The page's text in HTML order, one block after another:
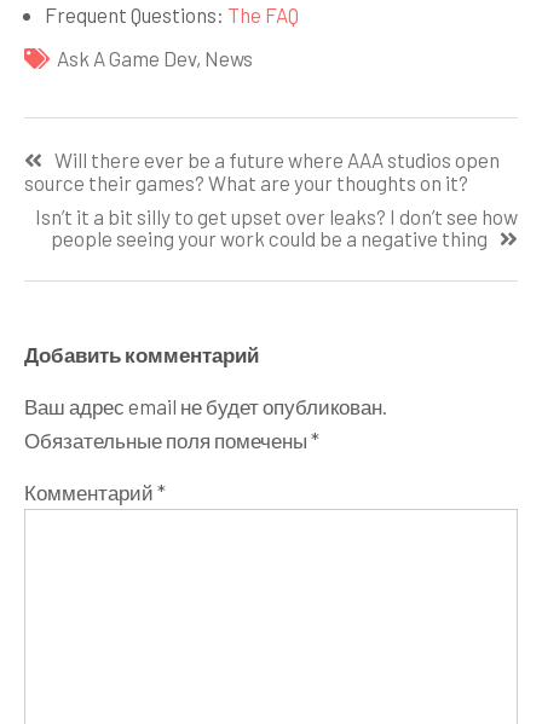
Frequent Questions: The FAQ
Ask A Game Dev, News
по
записям
Will there ever be a future where AAA studios open
source their games? What are your thoughts on it?
Isn’t it a bit silly to get upset over leaks? I don’t see how
people seeing your work could be a negative thing
Добавить комментарий
Ваш адрес email не будет опубликован.
Обязательные поля помечены *
Комментарий *